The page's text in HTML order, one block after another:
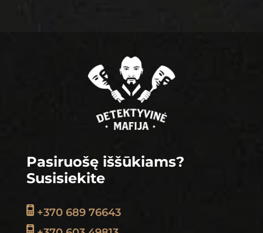
Pasiruošę iššūkiams?
Susisiekite
+370 689 76643